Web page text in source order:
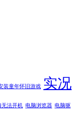
装童年怀旧游戏 实况
无法开机 电脑浏览器 电脑驱